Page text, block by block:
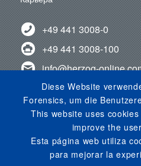
+49 441 3008-0
+49 441 3008-100
info@herzog-
ОТАВАЙТЕСЬ С
Узнайте о нас на
Смотри в инстаграме!
Diese Website
Forensics, um die
This website uses
improve the
Esta página web utiliza
para mejorar la